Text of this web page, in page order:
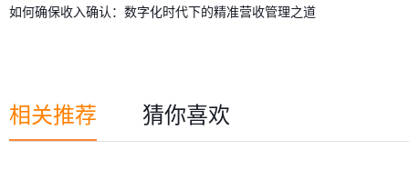
如何确保收入确认：数字化时代下的精准营收管理之道
相关推荐 猜你喜欢